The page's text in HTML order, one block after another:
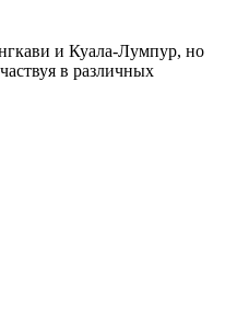
и Куала-Лумпур, но
в различных